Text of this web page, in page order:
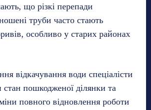
що різкі перепади
труби часто стають
особливо у старих районах
відкачування води спеціалісти
пошкодженої ділянки та
повного відновлення роботи